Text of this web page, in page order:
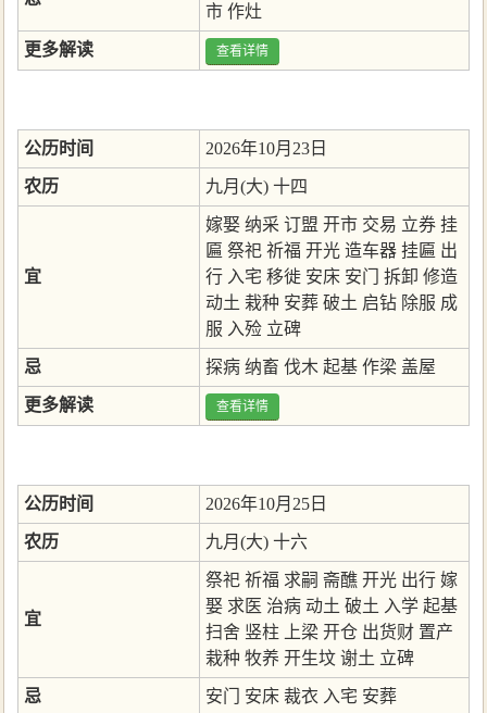
市 作灶
更多解读 查看详情
公历时间 2026年10月23日
农历 九月(大) 十四
宜
嫁娶 纳采 订盟 开市 交易 立券 挂
匾 祭祀 祈福 开光 造车器 挂匾 出
行 入宅 移徙 安床 安门 拆卸 修造
动土 栽种 安葬 破土 启钻 除服 成
服 入殓 立碑
忌 探病 纳畜 伐木 起基 作梁 盖屋
更多解读 查看详情
公历时间 2026年10月25日
农历 九月(大) 十六
宜
祭祀 祈福 求嗣 斋醮 开光 出行 嫁
娶 求医 治病 动土 破土 入学 起基
扫舍 竖柱 上梁 开仓 出货财 置产
栽种 牧养 开生坟 谢土 立碑
忌 安门 安床 裁衣 入宅 安葬